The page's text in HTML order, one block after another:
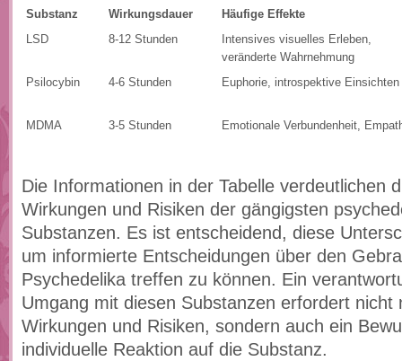
Substanz Wirkungsdauer
Häufige Effekte
LSD
8-12 Stunden
Intensives visuelles Erleben,
veränderte Wahrnehmung
Psilocybin
4-6 Stunden Euphorie, introspektive Einsichten
MDMA 3-5 Stunden Emotionale Verbundenheit,
Die Informationen in der Tabelle verdeutlichen
Wirkungen und Risiken der gängigsten
Substanzen. Es ist entscheidend, diese
um informierte Entscheidungen über den
Psychedelika treffen zu können. Ein
Umgang mit diesen Substanzen erfordert nicht
Wirkungen und Risiken, sondern auch ein
individuelle Reaktion auf die Substanz.